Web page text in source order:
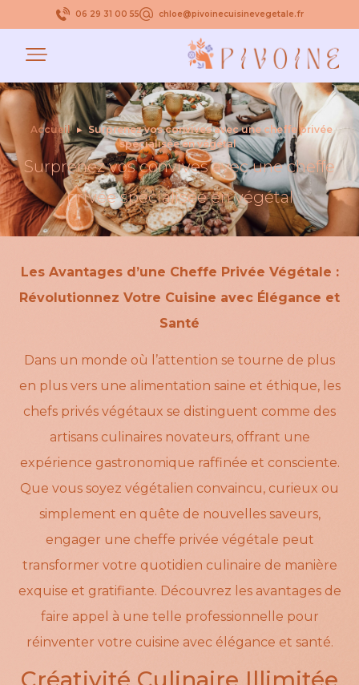
06 29 31 00 55 chloe@pivoinecuisinevegetale.fr
Accueil ▸ Surprenez vos convives avec une cheffe privée
spécialisée en végétal
Surprenez vos convives avec une cheffe
privée spécialisée en végétal
Les Avantages d’une Cheffe Privée Végétale :
Révolutionnez Votre Cuisine avec Élégance et
Santé
Dans un monde où l’attention se tourne de plus
en plus vers une alimentation saine et éthique, les
chefs privés végétaux se distinguent comme des
artisans culinaires novateurs, offrant une
expérience gastronomique raffinée et consciente.
Que vous soyez végétalien convaincu, curieux ou
simplement en quête de nouvelles saveurs,
engager une cheffe privée végétale peut
transformer votre quotidien culinaire de manière
exquise et gratifiante. Découvrez les avantages de
faire appel à une telle professionnelle pour
réinventer votre cuisine avec élégance et santé.